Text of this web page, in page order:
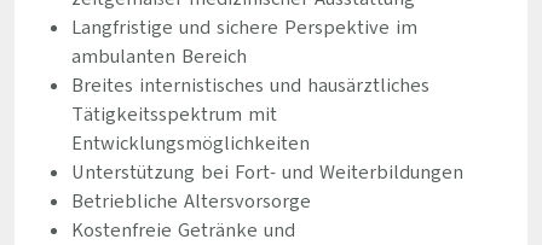
Langfristige und sichere Perspektive im
ambulanten Bereich
Breites internistisches und hausärztliches
Tätigkeitsspektrum mit
Entwicklungsmöglichkeiten
Unterstützung bei Fort- und Weiterbildungen
Betriebliche Altersvorsorge
Kostenfreie Getränke und